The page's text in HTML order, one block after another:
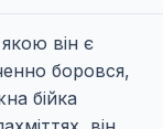
він є
боровся,
бійка